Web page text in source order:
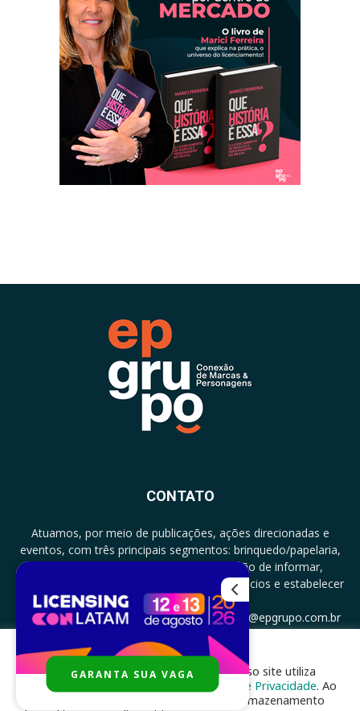
CONTATO
Atuamos, por meio de publicações, ações direcionadas e
eventos, com três principais segmentos: brinquedo/papelaria,
licenciamento e zero a três com a missão de informar,
documentar, proporcionar encontro de negócios e estabelecer
parcerias.
CONTATO: +5511994513097 - atendimento@epgrupo.com.br
SIGA-NOS
Para melhor experiência e navegação, nosso site utiliza
cookies, de acordo com a nossa
Política de Privacidade. Ao
clicar em “aceito”, você concorda com o armazenamento
GARANTA SUA VAGA